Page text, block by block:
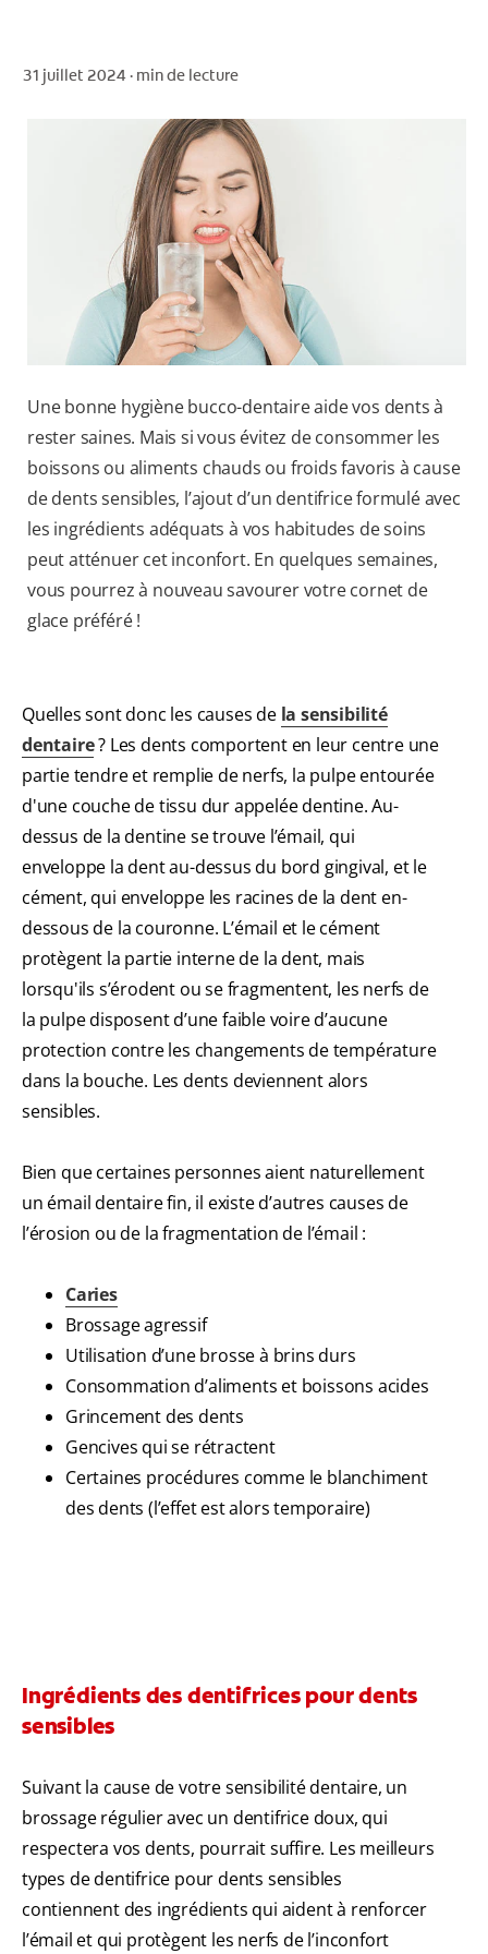
31 juillet 2024 · min de lecture
Une bonne hygiène bucco-dentaire aide vos dents à
rester saines. Mais si vous évitez de consommer les
boissons ou aliments chauds ou froids favoris à cause
de dents sensibles, l’ajout d’un dentifrice formulé avec
les ingrédients adéquats à vos habitudes de soins
peut atténuer cet inconfort. En quelques semaines,
vous pourrez à nouveau savourer votre cornet de
glace préféré !
Quelles sont donc les causes de la sensibilité
dentaire? Les dents comportent en leur centre une
partie tendre et remplie de nerfs, la pulpe entourée
d'une couche de tissu dur appelée dentine. Au-
dessus de la dentine se trouve l’émail, qui
enveloppe la dent au-dessus du bord gingival, et le
cément, qui enveloppe les racines de la dent en-
dessous de la couronne. L’émail et le cément
protègent la partie interne de la dent, mais
lorsqu'ils s’érodent ou se fragmentent, les nerfs de
la pulpe disposent d’une faible voire d’aucune
protection contre les changements de température
dans la bouche. Les dents deviennent alors
sensibles.
Bien que certaines personnes aient naturellement
un émail dentaire fin, il existe d’autres causes de
l’érosion ou de la fragmentation de l’émail :
Caries
Brossage agressif
Utilisation d’une brosse à brins durs
Consommation d’aliments et boissons acides
Grincement des dents
Gencives qui se rétractent
Certaines procédures comme le blanchiment
des dents (l’effet est alors temporaire)
Ingrédients des dentifrices pour dents
sensibles
Suivant la cause de votre sensibilité dentaire, un
brossage régulier avec un dentifrice doux, qui
respectera vos dents, pourrait suffire. Les meilleurs
types de dentifrice pour dents sensibles
contiennent des ingrédients qui aident à renforcer
l’émail et qui protègent les nerfs de l’inconfort